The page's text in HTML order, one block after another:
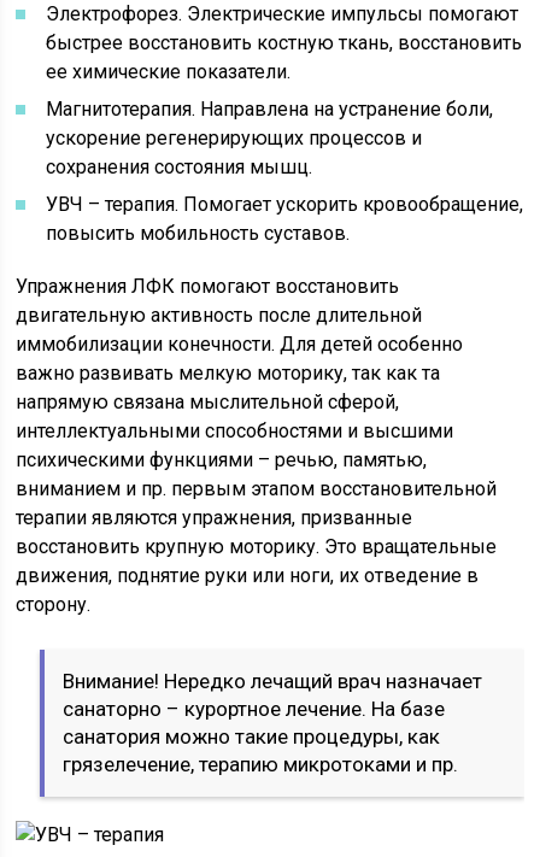
Электрофорез. Электрические импульсы помогают
быстрее восстановить костную ткань, восстановить
ее химические показатели.
Магнитотерапия. Направлена на устранение боли,
ускорение регенерирующих процессов и
сохранения состояния мышц.
УВЧ – терапия. Помогает ускорить кровообращение,
повысить мобильность суставов.
Упражнения ЛФК помогают восстановить
двигательную активность после длительной
иммобилизации конечности. Для детей особенно
важно развивать мелкую моторику, так как та
напрямую связана мыслительной сферой,
интеллектуальными способностями и высшими
психическими функциями – речью, памятью,
вниманием и пр. первым этапом восстановительной
терапии являются упражнения, призванные
восстановить крупную моторику. Это вращательные
движения, поднятие руки или ноги, их отведение в
сторону.
Внимание! Нередко лечащий врач назначает
санаторно – курортное лечение. На базе
санатория можно такие процедуры, как
грязелечение, терапию микротоками и пр.